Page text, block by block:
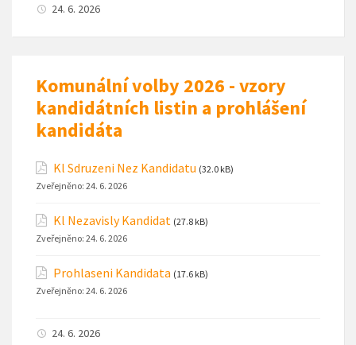
24. 6. 2026
Komunální volby 2026 - vzory
kandidátních listin a prohlášení
kandidáta
Kl Sdruzeni Nez Kandidatu (32.0 kB)
Zveřejněno: 24. 6. 2026
Kl Nezavisly Kandidat (27.8 kB)
Zveřejněno: 24. 6. 2026
Prohlaseni Kandidata (17.6 kB)
Zveřejněno: 24. 6. 2026
24. 6. 2026